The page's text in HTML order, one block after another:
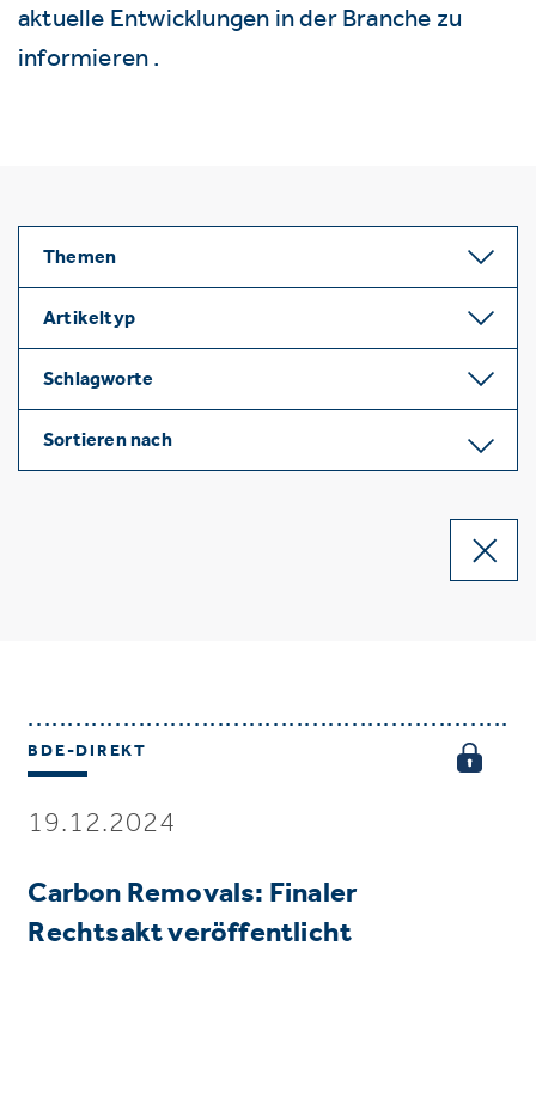
aktuelle Entwicklungen in der Branche zu
informieren .
Themen
Artikeltyp
Schlagworte
Sortieren nach
BDE-DIREKT
19.12.2024
Carbon Removals: Finaler
Rechtsakt veröffentlicht